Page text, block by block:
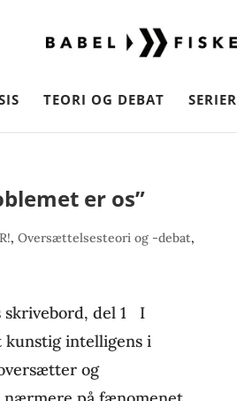
TEORI OG DEBAT SERIER
er os”
,Oversættelsesteori og -debat,
skrivebord, del 1 I
kunstig intelligens i
og